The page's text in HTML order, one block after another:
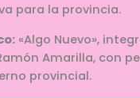
para la provincia.
«Algo Nuevo»,
Amarilla, con
provincial.